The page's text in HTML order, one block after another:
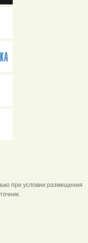
при условии размещения